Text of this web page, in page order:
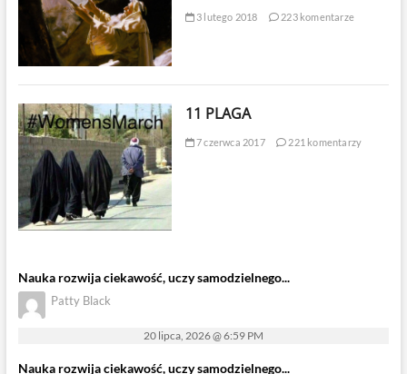
3 lutego 2018 223 komentarze
11 PLAGA
7 czerwca 2017 221 komentarzy
Nauka rozwija ciekawość, uczy samodzielnego...
Patty Black
20 lipca, 2026 @ 6:59 PM
Nauka rozwija ciekawość, uczy samodzielnego...